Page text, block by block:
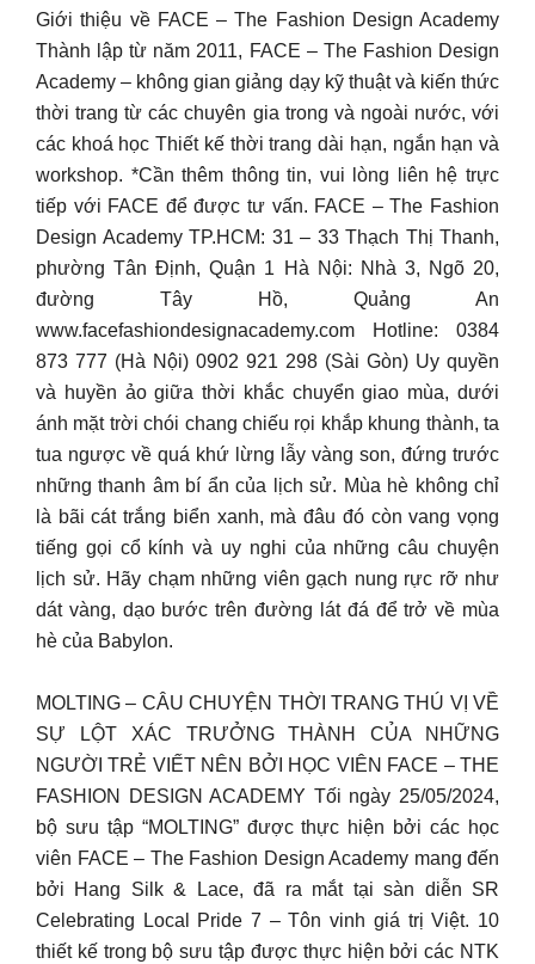
Giới thiệu về FACE – The Fashion Design Academy
Thành lập từ năm 2011, FACE – The Fashion Design
Academy – không gian giảng dạy kỹ thuật và kiến thức
thời trang từ các chuyên gia trong và ngoài nước, với
các khoá học Thiết kế thời trang dài hạn, ngắn hạn và
workshop. *Cần thêm thông tin, vui lòng liên hệ trực
tiếp với FACE để được tư vấn. FACE – The Fashion
Design Academy TP.HCM: 31 – 33 Thạch Thị Thanh,
phường Tân Định, Quận 1 Hà Nội: Nhà 3, Ngõ 20,
đường Tây Hồ, Quảng An
www.facefashiondesignacademy.com Hotline: 0384
873 777 (Hà Nội) 0902 921 298 (Sài Gòn) Uy quyền
và huyền ảo giữa thời khắc chuyển giao mùa, dưới
ánh mặt trời chói chang chiếu rọi khắp khung thành, ta
tua ngược về quá khứ lừng lẫy vàng son, đứng trước
những thanh âm bí ẩn của lịch sử. Mùa hè không chỉ
là bãi cát trắng biển xanh, mà đâu đó còn vang vọng
tiếng gọi cổ kính và uy nghi của những câu chuyện
lịch sử. Hãy chạm những viên gạch nung rực rỡ như
dát vàng, dạo bước trên đường lát đá để trở về mùa
hè của Babylon.
MOLTING – CÂU CHUYỆN THỜI TRANG THÚ VỊ VỀ
SỰ LỘT XÁC TRƯỞNG THÀNH CỦA NHỮNG
NGƯỜI TRẺ VIẾT NÊN BỞI HỌC VIÊN FACE – THE
FASHION DESIGN ACADEMY Tối ngày 25/05/2024,
bộ sưu tập “MOLTING” được thực hiện bởi các học
viên FACE – The Fashion Design Academy mang đến
bởi Hang Silk & Lace, đã ra mắt tại sàn diễn SR
Celebrating Local Pride 7 – Tôn vinh giá trị Việt. 10
thiết kế trong bộ sưu tập được thực hiện bởi các NTK